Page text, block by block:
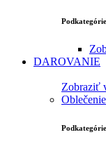
Podkategórie
DAROVANIE
Zobraziť
Oblečenie
Podkategórie